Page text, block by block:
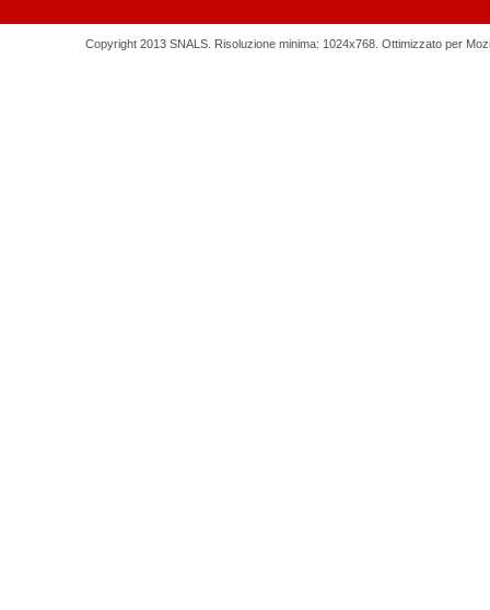
Copyright 2013 SNALS. Risoluzione minima: 1024x768. Ottimizzato per